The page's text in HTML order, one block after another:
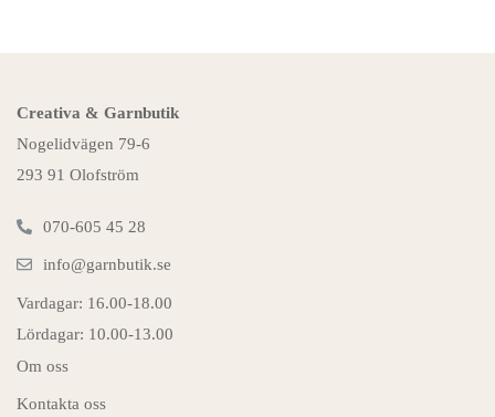
Creativa & Garnbutik
Nogelidvägen 79-6
293 91 Olofström
070-605 45 28
info@garnbutik.se
Vardagar: 16.00-18.00
Lördagar: 10.00-13.00
Om oss
Kontakta oss